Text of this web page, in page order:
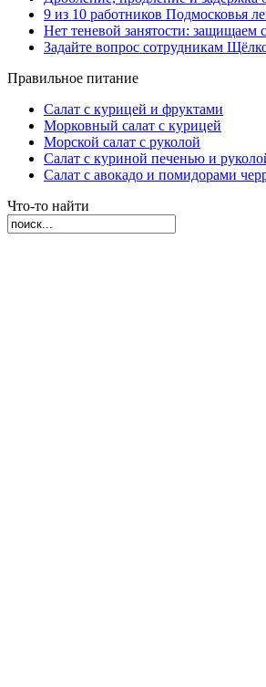
9 из 10 работников Подмосковья
Нет теневой занятости: защищаем
Задайте вопрос сотрудникам
Правильное питание
Салат с курицей и фруктами
Морковный салат с курицей
Морской салат с руколой
Салат с куриной печенью и
Салат с авокадо и помидорами
Что-то найти